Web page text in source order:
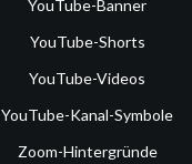
YouTube-Banner
YouTube-Shorts
YouTube-Videos
YouTube-Kanal-Symbole
Zoom-Hintergründe